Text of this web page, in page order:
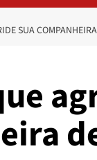
SUA